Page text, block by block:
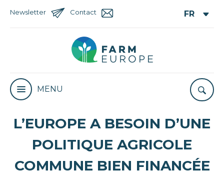
Newsletter Contact
MENU
L’EUROPE A BESOIN D’UNE
POLITIQUE AGRICOLE
COMMUNE BIEN FINANCÉE